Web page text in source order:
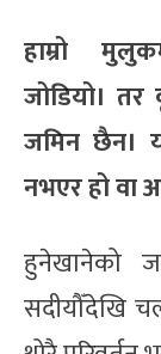
हाम्रो
जोडियो।
जमिन छैन।
नभएर हो
हुनेखानेको
सदीयौँदेखि